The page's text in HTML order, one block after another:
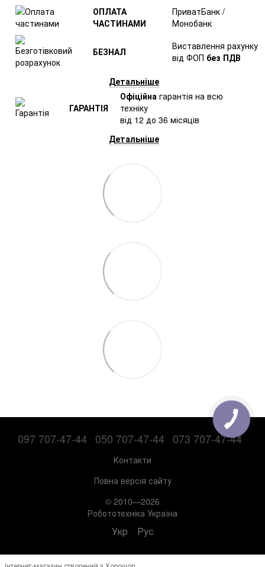
ОПЛАТА
ЧАСТИНАМИ
ПриватБанк /
Монобанк
БЕЗНАЛ
Виставлення рахунку
від ФОП без ПДВ
Детальніше
ГАРАНТІЯ
Офіційна гарантія на всю
техніку
від 12 до 36 місяців
Детальніше
097 707-47-44 050 707-47-44 073 707-47-44
Контакти
Повна версія сайту
© 2010—2026
Робототехніка Україна
Укр Рус